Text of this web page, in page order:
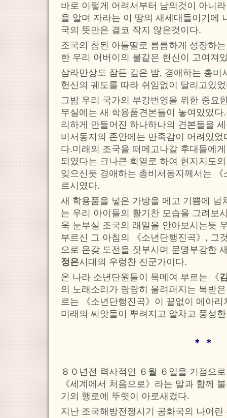
바로 이렇게 어려서부터 남의것이 아니
을 알며 자라는 이 땅의 새세대들이기에
국의 뜻만은 결코 작지 않은것이다.
조국의 참된 아들딸로 름름하게 성장하
한 우리 어버이의 불같은 헌신이 고여져
삼라만상도 잠든 깊은 밤, 경애하는 총비
헌신의 궤도를 따라 쉬임없이 달리고있
그밤 우리 국가의 부강번영을 위한 중요
무실에는 새 학용품견본들이 놓여있었
리하게 만들어진 하나하나의 견본들을
비서동지의 존안에는 만족감이 어려있
다.미래의 조국을 떠메고나갈 후대들에
되였다는 크나큰 희열로 하여 현지지도
잊으신듯 경애하는 총비서동지께서는
르시였다.
새 학용품을 넣은 가방을 메고 기쁨에 넘
는 우리 아이들의 활기찬 모습을 그려보
욱 눈부실 조국의 래일을 안아보시는듯
부르신 그 아침의 《소년단행진곡》, 그
으로 온갖 도전을 짓부시며 문명부강한
정은시대의 우렁찬 진군가이다.
온 나라 소년단원들이 목메여 부르는 《
의 노래소리가 랑랑히 울려퍼지는 복받
르는 《소년단행진곡》이 끝없이 메아
미래의 씨앗들이 뿌려지고 알차고 풍성
＊ ＊
８０년전 력사적인 ６월 ６일을 기점으
《세계에서 처음으로》라는 말과 함께
기의 행로에 뚜렷이 아로새겼다.
지난 조국해방전쟁시기 공화국의 나어